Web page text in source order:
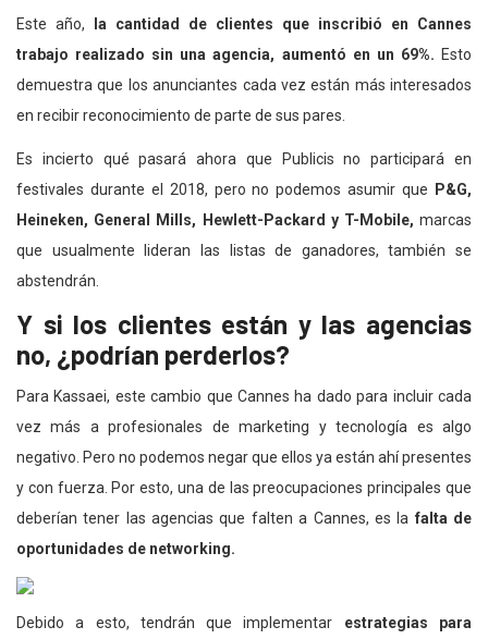
Este año, la cantidad de clientes que inscribió en Cannes
trabajo realizado sin una agencia, aumentó en un 69%. Esto
demuestra que los anunciantes cada vez están más interesados
en recibir reconocimiento de parte de sus pares.
Es incierto qué pasará ahora que Publicis no participará en
festivales durante el 2018, pero no podemos asumir que
P&G,
Heineken, General Mills, Hewlett-Packard y T-Mobile, marcas
que usualmente lideran las listas de ganadores, también se
abstendrán.
Y si los clientes están y las agencias
no, ¿podrían perderlos?
Para Kassaei, este cambio que Cannes ha dado para incluir cada
vez más a profesionales de marketing y tecnología es algo
negativo. Pero no podemos negar que ellos ya están ahí presentes
y con fuerza. Por esto, una de las preocupaciones principales que
deberían tener las agencias que falten a Cannes, es la falta de
oportunidades de networking.
Debido a esto, tendrán que implementar estrategias para